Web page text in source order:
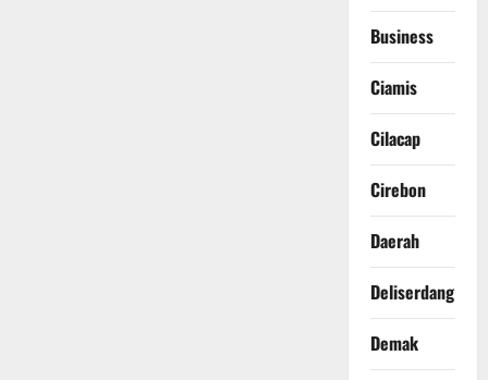
Business
Ciamis
Cilacap
Cirebon
Daerah
Deliserdang
Demak